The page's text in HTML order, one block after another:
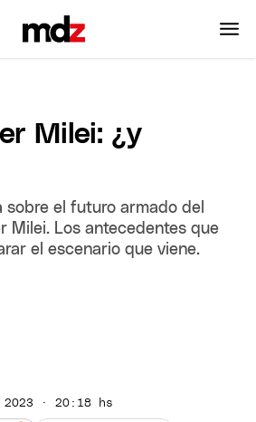
Milei: ¿y
sobre el futuro armado del
Milei. Los antecedentes que
el escenario que viene.
2023 · 20:18 hs